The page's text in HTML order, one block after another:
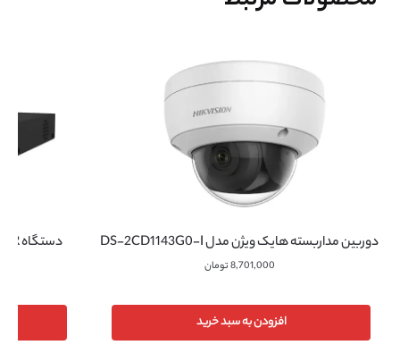
دوربین مداربسته هایک ویژن مدل DS-2CD1143G0-I
8,701,000تومان
افزودن به سبد خرید